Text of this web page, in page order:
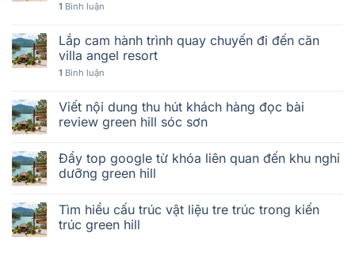
1 Bình luận
Lắp cam hành trình quay chuyến đi đến căn
villa angel resort
1 Bình luận
Viết nội dung thu hút khách hàng đọc bài
review green hill sóc sơn
Đẩy top google từ khóa liên quan đến khu nghỉ
dưỡng green hill
Tìm hiểu cấu trúc vật liệu tre trúc trong kiến
trúc green hill